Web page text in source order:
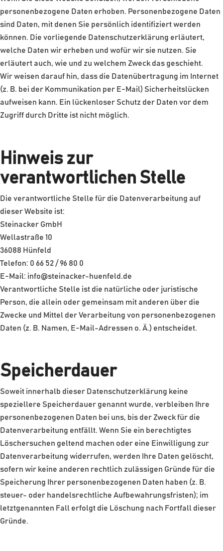
personenbezogene Daten erhoben. Personenbezogene Daten
sind Daten, mit denen Sie persönlich identifiziert werden
können. Die vorliegende Datenschutzerklärung erläutert,
welche Daten wir erheben und wofür wir sie nutzen. Sie
erläutert auch, wie und zu welchem Zweck das geschieht.
Wir weisen darauf hin, dass die Datenübertragung im Internet
(z. B. bei der Kommunikation per E-Mail) Sicherheitslücken
aufweisen kann. Ein lückenloser Schutz der Daten vor dem
Zugriff durch Dritte ist nicht möglich.
Hinweis zur
verantwortlichen Stelle
Die verantwortliche Stelle für die Datenverarbeitung auf
dieser Website ist:
Steinacker GmbH
Wellastraße 10
36088 Hünfeld
Telefon: 0 66 52 / 96 80 0
E-Mail: info@steinacker-huenfeld.de
Verantwortliche Stelle ist die natürliche oder juristische
Person, die allein oder gemeinsam mit anderen über die
Zwecke und Mittel der Verarbeitung von personenbezogenen
Daten (z. B. Namen, E-Mail-Adressen o. Ä.) entscheidet.
Speicherdauer
Soweit innerhalb dieser Datenschutzerklärung keine
speziellere Speicherdauer genannt wurde, verbleiben Ihre
personenbezogenen Daten bei uns, bis der Zweck für die
Datenverarbeitung entfällt. Wenn Sie ein berechtigtes
Löschersuchen geltend machen oder eine Einwilligung zur
Datenverarbeitung widerrufen, werden Ihre Daten gelöscht,
sofern wir keine anderen rechtlich zulässigen Gründe für die
Speicherung Ihrer personenbezogenen Daten haben (z. B.
steuer- oder handelsrechtliche Aufbewahrungsfristen); im
letztgenannten Fall erfolgt die Löschung nach Fortfall dieser
Gründe.